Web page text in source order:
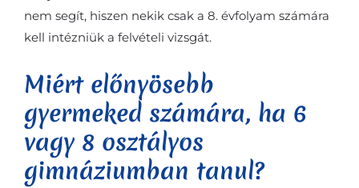
nem segít, hiszen nekik csak a 8. évfolyam számára
kell intézniük a felvételi vizsgát.
Miért előnyösebb
gyermeked számára, ha 6
vagy 8 osztályos
gimnáziumban tanul?